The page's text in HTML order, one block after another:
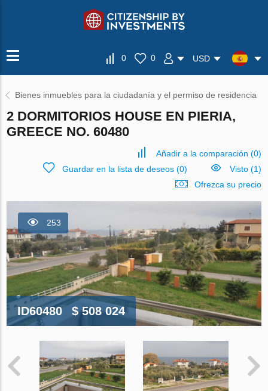
0 0 USD
Bienes inmuebles para la ciudadanía y el permiso de residencia
2 DORMITORIOS HOUSE EN PIERIA,
GREECE NO. 60480
Añadir a la comparación (0)
Guardar en la lista de deseos(0)
Visto (1)
Ofrezca su precio
253
ID60480 $ 508 024